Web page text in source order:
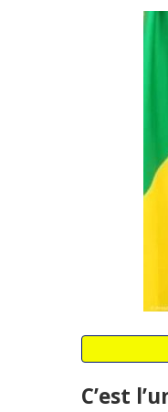
C’est